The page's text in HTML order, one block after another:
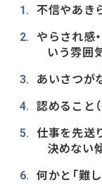
不信やあき
やらされ感
いう雰囲
あいさつが
認めること
仕事を先送
決めない
何かと「難